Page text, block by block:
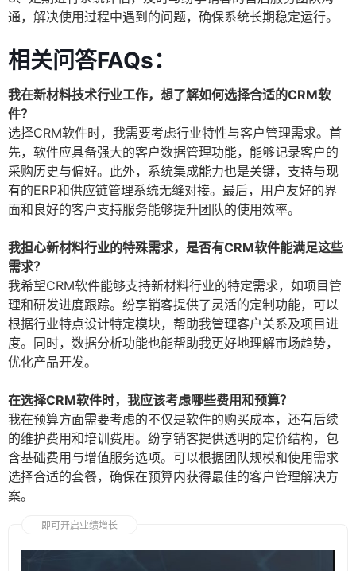
通，解决使用过程中遇到的问题，确保系统长期稳定运行。
相关问答FAQs：
我在新材料技术行业工作，想了解如何选择合适的CRM软
件？
选择CRM软件时，我需要考虑行业特性与客户管理需求。首
先，软件应具备强大的客户数据管理功能，能够记录客户的
采购历史与偏好。此外，系统集成能力也是关键，支持与现
有的ERP和供应链管理系统无缝对接。最后，用户友好的界
面和良好的客户支持服务能够提升团队的使用效率。
我担心新材料行业的特殊需求，是否有CRM软件能满足这些
需求？
我希望CRM软件能够支持新材料行业的特定需求，如项目管
理和研发进度跟踪。纷享销客提供了灵活的定制功能，可以
根据行业特点设计特定模块，帮助我管理客户关系及项目进
度。同时，数据分析功能也能帮助我更好地理解市场趋势，
优化产品开发。
在选择CRM软件时，我应该考虑哪些费用和预算？
我在预算方面需要考虑的不仅是软件的购买成本，还有后续
的维护费用和培训费用。纷享销客提供透明的定价结构，包
含基础费用与增值服务选项。可以根据团队规模和使用需求
选择合适的套餐，确保在预算内获得最佳的客户管理解决方
案。
即可开启业绩增长